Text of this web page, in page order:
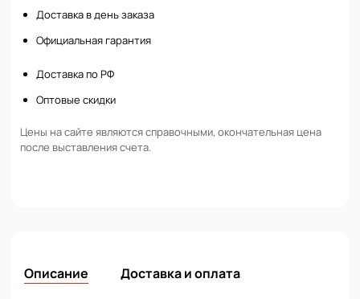
Доставка в день заказа
Официальная гарантия
Доставка по РФ
Оптовые скидки
Цены на сайте являются справочными, окончательная цена
после выставления счета.
Описание Доставка и оплата